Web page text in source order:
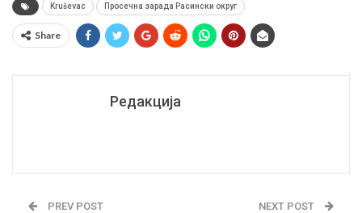
Kruševac Просечна зарада Расински округ
Share
Редакција
PREV POST NEXT POST